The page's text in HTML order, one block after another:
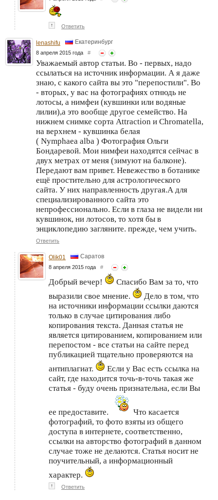
↑ Ответить
lenashifu Екатеринбург
8 апреля 2015 года #
Уважаемый автор статьи. Во - первых, надо
ссылаться на источник информации. А я даже
знаю, с какого сайта вы это "перепостили". Во
- вторых, у вас на фотографиях отнюдь не
лотосы, а нимфеи (кувшинки или водяные
лилии),а это вообще другое семейство. На
нижнем снимке сорта Attraction и Chromatella,
на верхнем - кувшинка белая
( Nymphaea alba ) Фотография Ольги
Бондаревой. Мои нимфеи находятся сейчас в
двух метрах от меня (зимуют на балконе).
Передают вам привет. Невежество в ботанике
ещё простительно для астрологического
сайта. У них направленность другая.А для
специализированного сайта это
непрофессионально. Если в глаза не видели ни
кувшинок, ни лотосов, то хотя бы в
энциклопедию загляните. прежде, чем учить.
Ответить
Olik01 Саратов
8 апреля 2015 года #
Добрый вечер!
Спасибо Вам за то, что
выразили свое мнение.
Дело в том, что
на источники информации ссылки даются
только в случае цитирования либо
копирования текста. Данная статья не
является цитированием, копированием или
перепостом - все статьи на сайте перед
публикацией тщательно проверяются на
антиплагиат.
Если у Вас есть ссылка на
сайт, где находится точь-в-точь такая же
статья - буду очень признательна, если Вы
ее предоставите.
Что касается
фотографий, то фото взяты из общего
доступа в интернете, соответственно,
ссылки на авторство фотографий в данном
случае тоже не делаются. Статья носит не
поучительный, а информационный
характер.
↑ Ответить